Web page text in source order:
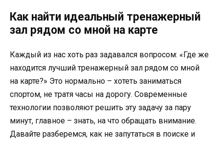
Как найти идеальный тренажерный
зал рядом со мной на карте
Каждый из нас хоть раз задавался вопросом: «Где же
находится лучший тренажерный зал рядом со мной
на карте?» Это нормально – хотеть заниматься
спортом, не тратя часы на дорогу. Современные
технологии позволяют решить эту задачу за пару
минут, главное – знать, на что обращать внимание.
Давайте разберемся, как не запутаться в поиске и